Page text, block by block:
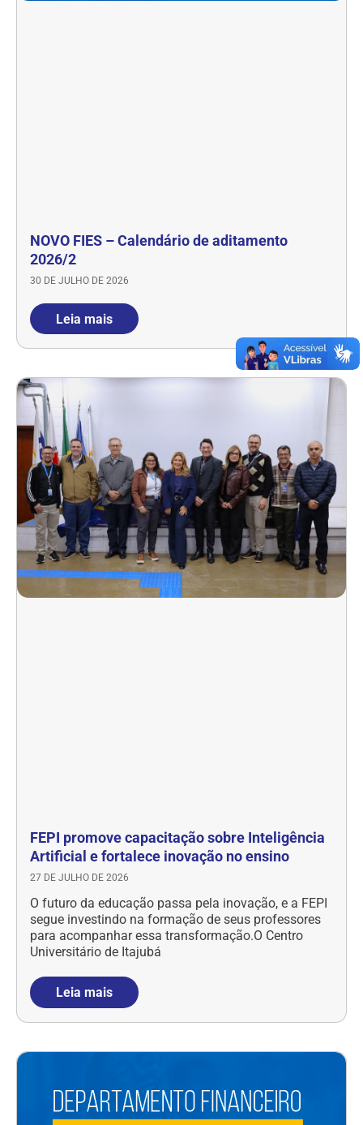
NOVO FIES – Calendário de aditamento
2026/2
30 DE JULHO DE 2026
Leia mais
FEPI promove capacitação sobre Inteligência
Artificial e fortalece inovação no ensino
27 DE JULHO DE 2026
O futuro da educação passa pela inovação, e a FEPI
segue investindo na formação de seus professores
para acompanhar essa transformação.O Centro
Universitário de Itajubá
Leia mais